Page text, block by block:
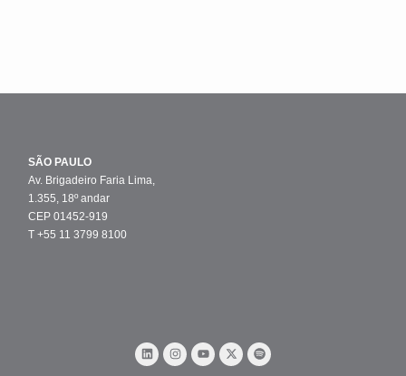
SÃO PAULO
Av. Brigadeiro Faria Lima,
1.355, 18º andar
CEP 01452-919
T +55 11 3799 8100